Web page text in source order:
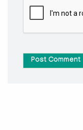
Post Comment